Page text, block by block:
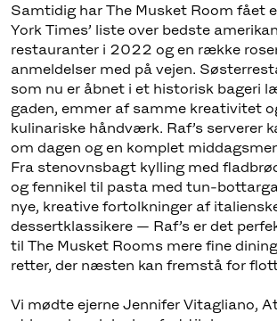
Samtidig har The Musket Room fået
York Times’ liste over bedste
restauranter i 2022 og en række
anmeldelser med på vejen.
som nu er åbnet i et historisk bageri
gaden, emmer af samme kreativitet
kulinariske håndværk. Raf’s serverer
om dagen og en komplet
Fra stenovnsbagt kylling med
og fennikel til pasta med tun-
nye, kreative fortolkninger af
dessertklassikere — Raf’s er det
til The Musket Rooms mere fine
retter, der næsten kan fremstå for
Vi mødte ejerne Jennifer Vitagliano,